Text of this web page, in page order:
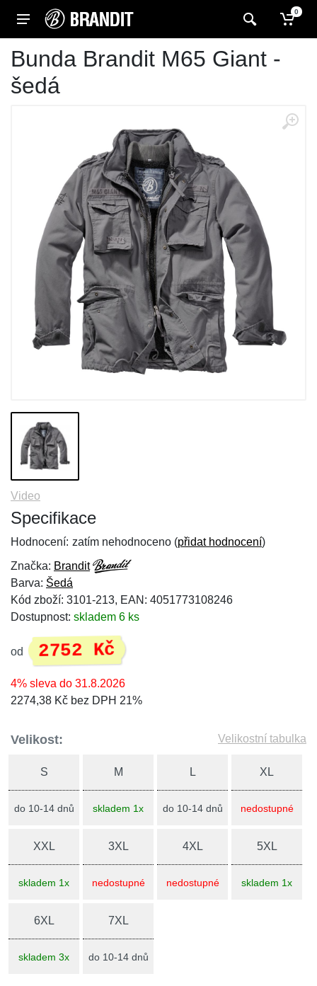
0
Bunda Brandit M65 Giant -
šedá
Video
Specifikace
Hodnocení: zatím nehodnoceno (přidat hodnocení)
Značka: Brandit
Barva: Šedá
Kód zboží: 3101-213, EAN: 4051773108246
Dostupnost: skladem 6 ks
od 2752 Kč
4% sleva do 31.8.2026
2274,38 Kč bez DPH 21%
Velikost: Velikostní tabulka
S
do 10-14 dnů
M
skladem 1x
L
do 10-14 dnů
XL
nedostupné
XXL
skladem 1x
3XL
nedostupné
4XL
nedostupné
5XL
skladem 1x
6XL
skladem 3x
7XL
do 10-14 dnů